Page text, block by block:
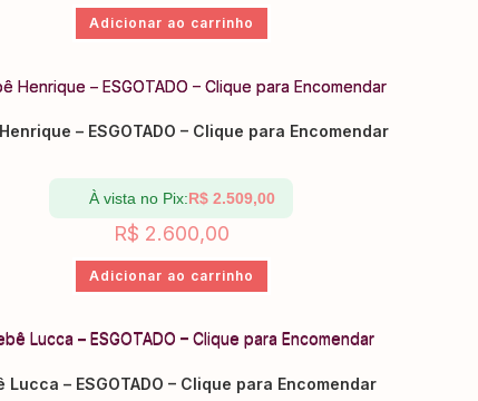
Adicionar ao carrinho
– ESGOTADO – Clique para Encomendar
À vista no Pix:R$ 2.509,00
R$ 2.600,00
Adicionar ao carrinho
Lucca – ESGOTADO – Clique para Encomendar